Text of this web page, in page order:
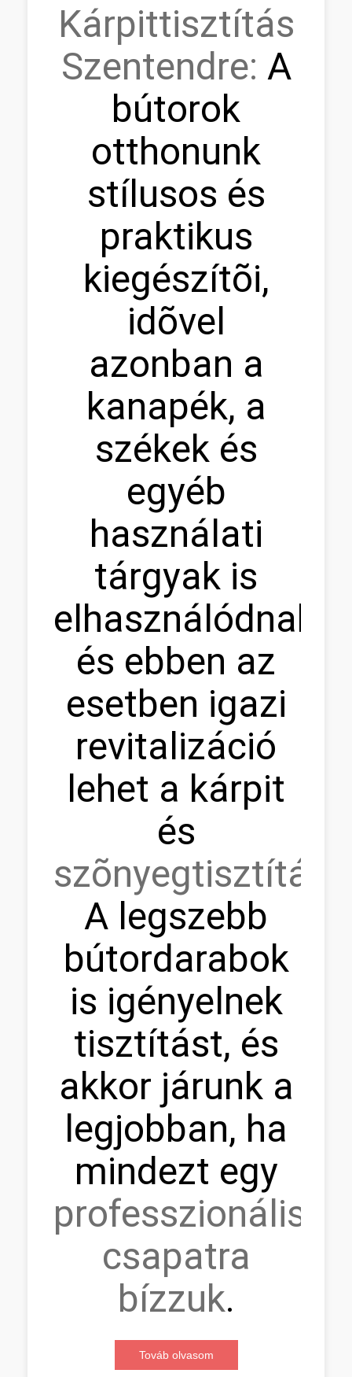
Kárpittisztítás
Szentendre: A
bútorok
otthonunk
stílusos és
praktikus
kiegészítõi,
idõvel
azonban a
kanapék, a
székek és
egyéb
használati
tárgyak is
elhasználódnak,
és ebben az
esetben igazi
revitalizáció
lehet a kárpit
és
szõnyegtisztítás.
A legszebb
bútordarabok
is igényelnek
tisztítást, és
akkor járunk a
legjobban, ha
mindezt egy
professzionális
csapatra
bízzuk.
Továb olvasom